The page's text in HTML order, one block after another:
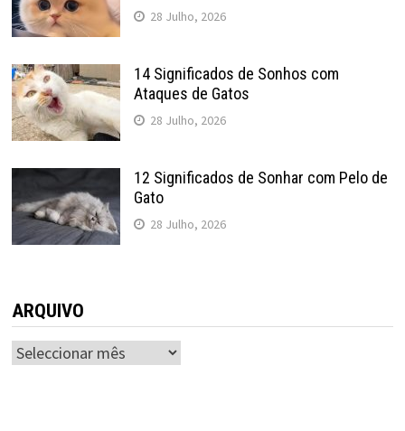
28 Julho, 2026
14 Significados de Sonhos com
Ataques de Gatos
28 Julho, 2026
12 Significados de Sonhar com Pelo de
Gato
28 Julho, 2026
ARQUIVO
ARQUIVO